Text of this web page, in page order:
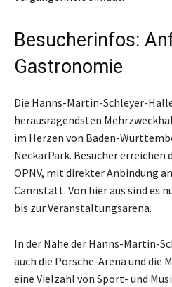
Besucherinfos:
Gastronomie
Die Hanns-Martin-Schleyer-
herausragendsten
im Herzen von Baden-
NeckarPark. Besucher erreichen
ÖPNV, mit direkter Anbindung
Cannstatt. Von hier aus sind es
bis zur Veranstaltungsarena.
In der Nähe der Hanns-Martin-
auch die Porsche-Arena und die
eine Vielzahl von Sport- und